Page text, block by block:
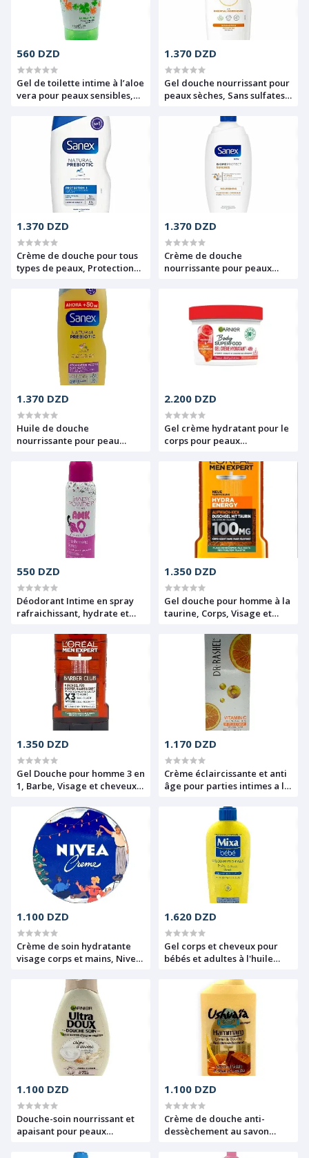
560 DZD
Gel de toilette intime à l’aloe
vera pour peaux sensibles,
1.370 DZD
Gel douche nourrissant pour
peaux sèches, Sans sulfates
Sanex, 725 ml
1.370 DZD
Crème de douche pour tous
types de peaux, Protection+ ,
sulfates, Microbiome
Expertise, Natural prebiotic,
Sanex, 700ml
1.370 DZD
Crème de douche
nourrissante pour peaux
sulfates., BiomeProtect
surgras, Sanex, 700 ml.
1.370 DZD
Huile de douche
nourrissante pour peau
atopique, technologie
nutritive plus lipides et
émollients, 12h
d’hydratation, Sans sulfates,
Naturel prebiotic, Sanex, 600
2.200 DZD
Gel crème hydratant pour le
corps pour peaux
acide hyaluronique, 48h,
Body super food, Garnier,
550 DZD
Déodorant Intime en spray
rafraichissant, hydrate et
Rose, Baby powder, 125ml
1.350 DZD
Gel douche pour homme à la
taurine, Corps, Visage et
energy, Men Expert, L'Oréal,
1.350 DZD
Gel Douche pour homme 3 en
1, Barbe, Visage et cheveux à
cèdre, Barber club, Men
Expert, L'Oréal, 250ml
1.170 DZD
Crème éclaircissante et anti
âge pour parties intimes a la
1.100 DZD
Crème de soin hydratante
visage corps et mains, Nivea,
1.620 DZD
Gel corps et cheveux pour
bébés et adultes à l'huile
Hypoallergénique, ne pique
pas les yeux, Très doux,
Mixa, 250 ml
1.100 DZD
Douche-soin nourrissant et
apaisant pour peaux
1.100 DZD
Crème de douche anti-
dessèchement au savon